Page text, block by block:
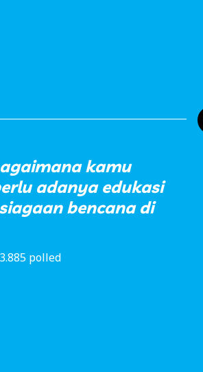
kamu
adanya edukasi
bencana di
polled